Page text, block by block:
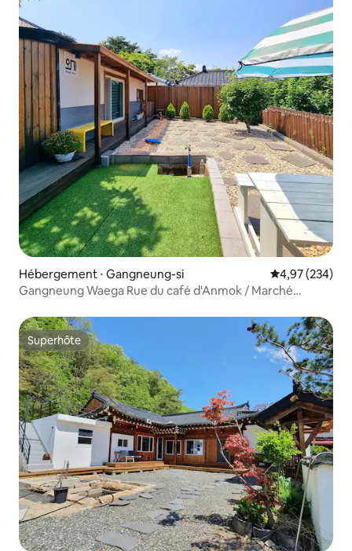
Hébergement ⋅ Gangneung-si Évaluation
4,97 (234)
Gangneung Waega Rue du café d'Anmok / Marché
Superhôte
Superhôte